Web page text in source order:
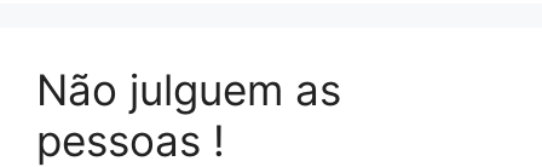
Não julguem as
pessoas !